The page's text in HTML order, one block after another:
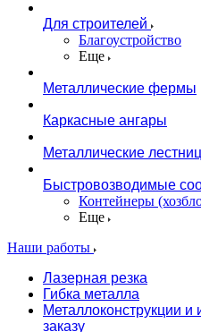
Для строителей
Благоустройство
Еще
Металлические фермы
Каркасные ангары
Металлические
Быстровозводимые
Контейнеры
Еще
Наши работы
Лазерная резка
Гибка металла
Металлоконструкции
заказу